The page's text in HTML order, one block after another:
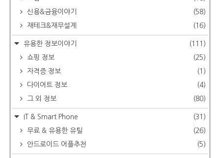
신용&금융이야기
(58)
재테크&재무설계
(16)
유용한 정보이야기
(111)
쇼핑 정보
(25)
자격증 정보
(1)
다이어트 정보
(4)
그 외 정보
(80)
IT & Smart Phone
(31)
무료 & 유용한 유틸
(26)
안드로이드 어플추천
(5)